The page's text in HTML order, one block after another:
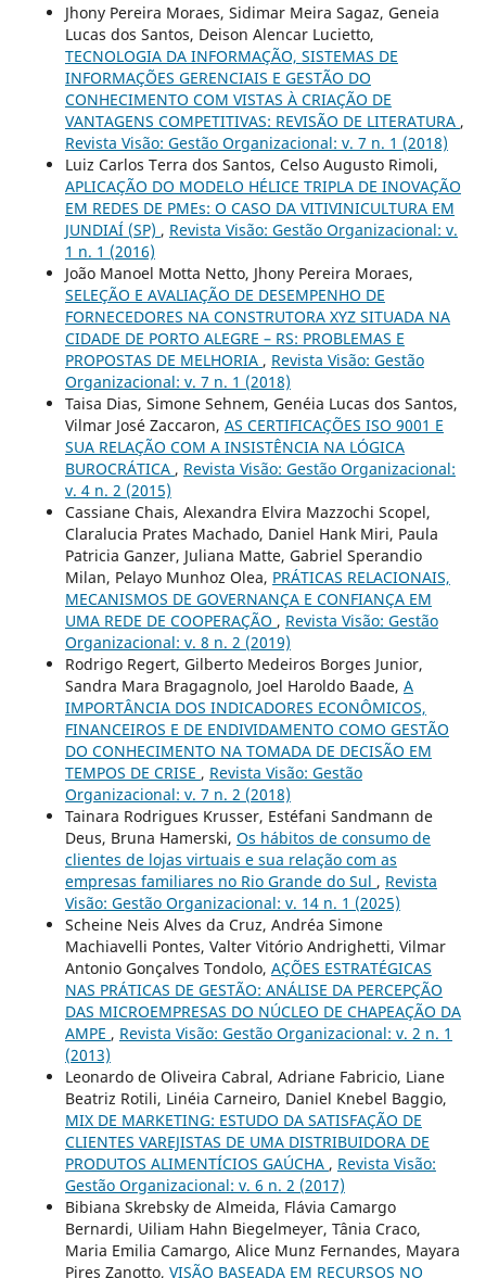
Jhony Pereira Moraes, Sidimar Meira Sagaz, Geneia
Lucas dos Santos, Deison Alencar Lucietto,
TECNOLOGIA DA INFORMAÇÃO, SISTEMAS DE
INFORMAÇÕES GERENCIAIS E GESTÃO DO
CONHECIMENTO COM VISTAS À CRIAÇÃO DE
VANTAGENS COMPETITIVAS: REVISÃO DE LITERATURA ,
Revista Visão: Gestão Organizacional: v. 7 n. 1 (2018)
Luiz Carlos Terra dos Santos, Celso Augusto Rimoli,
APLICAÇÃO DO MODELO HÉLICE TRIPLA DE INOVAÇÃO
EM REDES DE PMEs: O CASO DA VITIVINICULTURA EM
JUNDIAÍ (SP) , Revista Visão: Gestão Organizacional: v.
1 n. 1 (2016)
João Manoel Motta Netto, Jhony Pereira Moraes,
SELEÇÃO E AVALIAÇÃO DE DESEMPENHO DE
FORNECEDORES NA CONSTRUTORA XYZ SITUADA NA
CIDADE DE PORTO ALEGRE – RS: PROBLEMAS E
PROPOSTAS DE MELHORIA , Revista Visão: Gestão
Organizacional: v. 7 n. 1 (2018)
Taisa Dias, Simone Sehnem, Genéia Lucas dos Santos,
Vilmar José Zaccaron, AS CERTIFICAÇÕES ISO 9001 E
SUA RELAÇÃO COM A INSISTÊNCIA NA LÓGICA
BUROCRÁTICA , Revista Visão: Gestão Organizacional:
v. 4 n. 2 (2015)
Cassiane Chais, Alexandra Elvira Mazzochi Scopel,
Claralucia Prates Machado, Daniel Hank Miri, Paula
Patricia Ganzer, Juliana Matte, Gabriel Sperandio
Milan, Pelayo Munhoz Olea, PRÁTICAS RELACIONAIS,
MECANISMOS DE GOVERNANÇA E CONFIANÇA EM
UMA REDE DE COOPERAÇÃO , Revista Visão: Gestão
Organizacional: v. 8 n. 2 (2019)
Rodrigo Regert, Gilberto Medeiros Borges Junior,
Sandra Mara Bragagnolo, Joel Haroldo Baade, A
IMPORTÂNCIA DOS INDICADORES ECONÔMICOS,
FINANCEIROS E DE ENDIVIDAMENTO COMO GESTÃO
DO CONHECIMENTO NA TOMADA DE DECISÃO EM
TEMPOS DE CRISE , Revista Visão: Gestão
Organizacional: v. 7 n. 2 (2018)
Tainara Rodrigues Krusser, Estéfani Sandmann de
Deus, Bruna Hamerski, Os hábitos de consumo de
clientes de lojas virtuais e sua relação com as
empresas familiares no Rio Grande do Sul , Revista
Visão: Gestão Organizacional: v. 14 n. 1 (2025)
Scheine Neis Alves da Cruz, Andréa Simone
Machiavelli Pontes, Valter Vitório Andrighetti, Vilmar
Antonio Gonçalves Tondolo, AÇÕES ESTRATÉGICAS
NAS PRÁTICAS DE GESTÃO: ANÁLISE DA PERCEPÇÃO
DAS MICROEMPRESAS DO NÚCLEO DE CHAPEAÇÃO DA
AMPE , Revista Visão: Gestão Organizacional: v. 2 n. 1
(2013)
Leonardo de Oliveira Cabral, Adriane Fabricio, Liane
Beatriz Rotili, Linéia Carneiro, Daniel Knebel Baggio,
MIX DE MARKETING: ESTUDO DA SATISFAÇÃO DE
CLIENTES VAREJISTAS DE UMA DISTRIBUIDORA DE
PRODUTOS ALIMENTÍCIOS GAÚCHA , Revista Visão:
Gestão Organizacional: v. 6 n. 2 (2017)
Bibiana Skrebsky de Almeida, Flávia Camargo
Bernardi, Uiliam Hahn Biegelmeyer, Tânia Craco,
Maria Emilia Camargo, Alice Munz Fernandes, Mayara
Pires Zanotto, VISÃO BASEADA EM RECURSOS NO